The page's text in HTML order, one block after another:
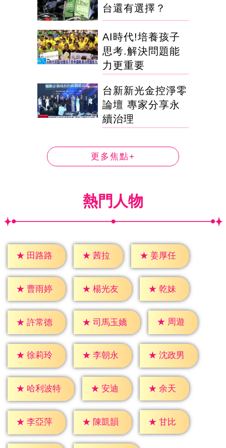
台還有選擇？
AI時代!培養孩子
思考.解決問題能
力更重要
台新新光金控淨零
論壇 專家分享永
續治理
更多焦點+
熱門人物
★ 田路路 ★ 茜拉 ★ 姜厚任
★ 曹雨婷 ★ 楊光友 ★ 乾妹
★ 許常德 ★ 司馬玉嬌 ★ 周遊
★ 徐莉玲 ★ 李朝永 ★ 沈政男
★ 哈利波特 ★ 安迪 ★ 余天
★ 李亞萍 ★ 陳凱韻 ★ 甘比